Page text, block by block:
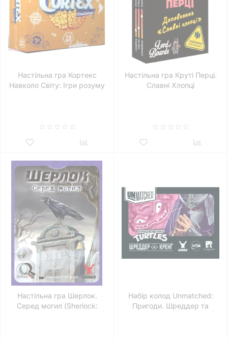
Настільна гра Кортекс
Навколо Світу: Ігри розуму
Настільна гра Круті Перці.
Славні Хлопці
Настільна гра Шерлок.
Серед могил (Sherlock:
Набір колод Unmatched:
Пригоди. Шреддер та